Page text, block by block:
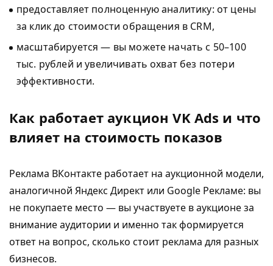
предоставляет полноценную аналитику: от цены
за клик до стоимости обращения в CRM,
масштабируется — вы можете начать с 50–100
тыс. рублей и увеличивать охват без потери
эффективности.
Как работает аукцион VK Ads и что
влияет на стоимость показов
Реклама ВКонтакте работает на аукционной модели,
аналогичной Яндекс Директ или Google Рекламе: вы
не покупаете место — вы участвуете в аукционе за
внимание аудитории и именно так формируется
ответ на вопрос, сколько стоит реклама для разных
бизнесов.